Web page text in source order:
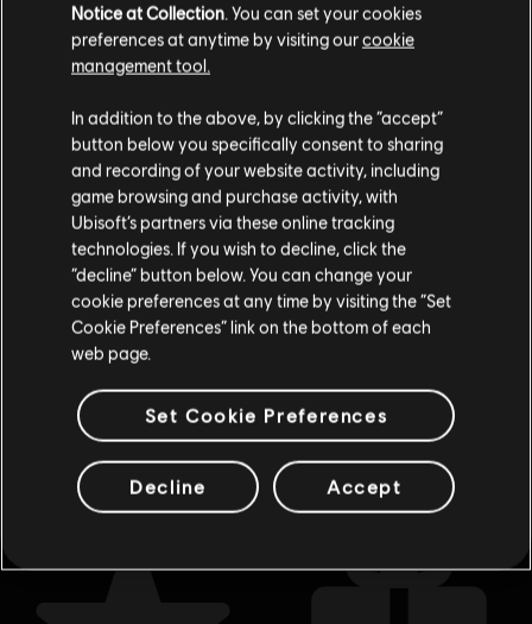
톰 클랜시의 레인보우식스 시즈
1,200 환영 팩
톰 클랜시의 레인보우식스 시즈
프리미엄 배틀 패스 번들
₩ 23,000
6종 아이템6개 표시
공식 Ubisoft 상점에서 좋아하는 영웅을 모두 만나보십시오. 새로운 상품, 특별한 콜
스부터 수집품까지, 풍성한 즐길 거리로 게임을 완벽하게 체험하실 수 있 …
고객님은 미국에 위치하고 있다고 생각합니다.
구매를 위해 로컬 지역의 상점을 방문하십시오.
현재 스토어 유지
위치 업데이트
Notice at Collection. You can set your cookies
preferences at anytime by visiting ourcookie
management tool.
In addition to the above, by clicking the “accept”
button below you specifically consent to sharing
and recording of your website activity, including
game browsing and purchase activity, with
Ubisoft’s partners via these online tracking
technologies. If you wish to decline, click the
“decline” button below. You can change your
cookie preferences at any time by visiting the “Set
Cookie Preferences” link on the bottom of each
web page.
Set Cookie Preferences
Decline Accept